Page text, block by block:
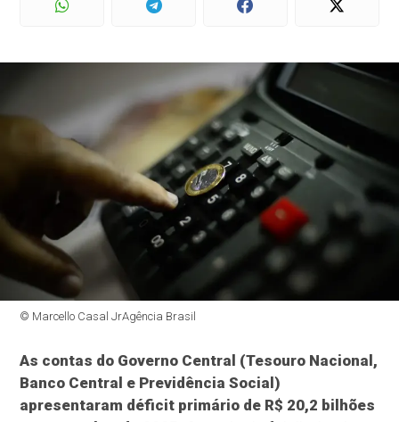
© Marcello Casal JrAgência Brasil
As contas do Governo Central (Tesouro Nacional,
Banco Central e Previdência Social)
apresentaram déficit primário de R$ 20,2 bilhões